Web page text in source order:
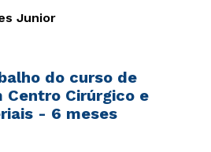
Junior
do curso de
Centro Cirúrgico e
- 6 meses